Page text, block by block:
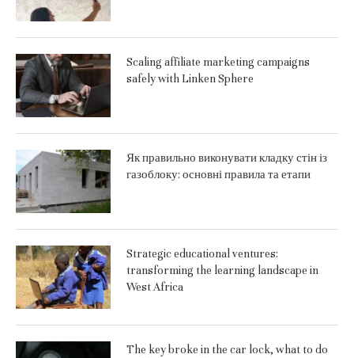
Scaling affiliate marketing campaigns
safely with Linken Sphere
Як правильно виконувати кладку стін із
газоблоку: основні правила та етапи
Strategic educational ventures:
transforming the learning landscape in
West Africa
The key broke in the car lock, what to do